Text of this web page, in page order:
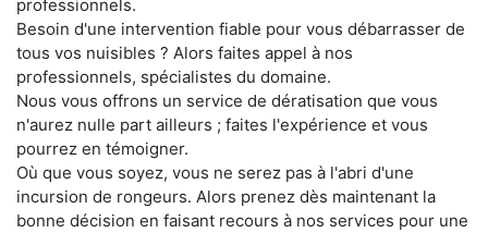
professionnels.
Besoin d'une intervention fiable pour vous débarrasser de
tous vos nuisibles ? Alors faites appel à nos
professionnels, spécialistes du domaine.
Nous vous offrons un service de dératisation que vous
n'aurez nulle part ailleurs ; faites l'expérience et vous
pourrez en témoigner.
Où que vous soyez, vous ne serez pas à l'abri d'une
incursion de rongeurs. Alors prenez dès maintenant la
bonne décision en faisant recours à nos services pour une